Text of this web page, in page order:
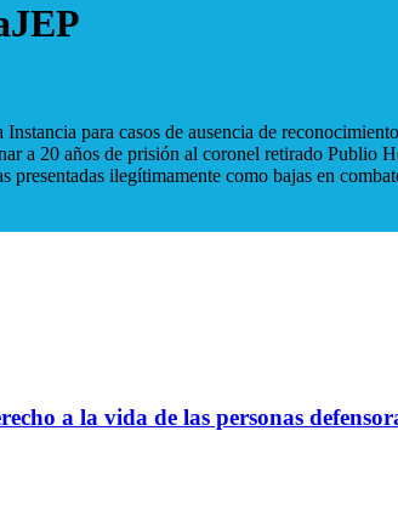
para casos de ausencia de
a 20 años de prisión al coronel retirado Publio
presentadas ilegítimamente como bajas en
a la vida de las personas